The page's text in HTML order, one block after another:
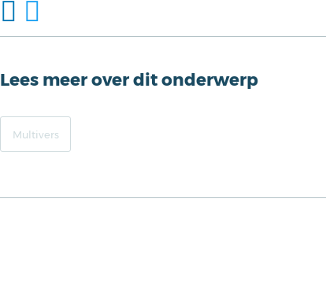
Lees meer over dit onderwerp
Multivers